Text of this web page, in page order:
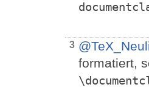
3
formatiert,